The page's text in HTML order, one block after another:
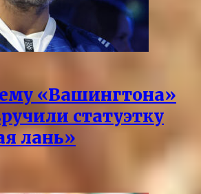
«Вашингтона»
статуэтку
лань»